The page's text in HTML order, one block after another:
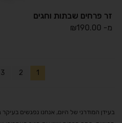
זר פרחים שבתות וחגים
מ- ₪190.00
1
2
3
בעידן המודרני של היום, אנחנו נפגשים בעיקר